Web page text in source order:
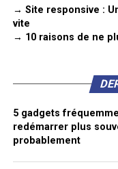
→ Site responsive :
vite
→ 10 raisons de ne
5 gadgets
redémarrer plus
probablement